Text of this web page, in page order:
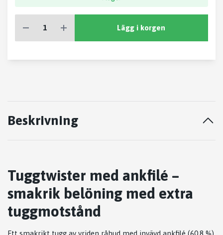
Lägg i korgen
Beskrivning
Tuggtwister med ankfilé –
smakrik belöning med extra
tuggmotstånd
Ett smakrikt tugg av vriden råhud med invävd ankfilé (60,8 %)